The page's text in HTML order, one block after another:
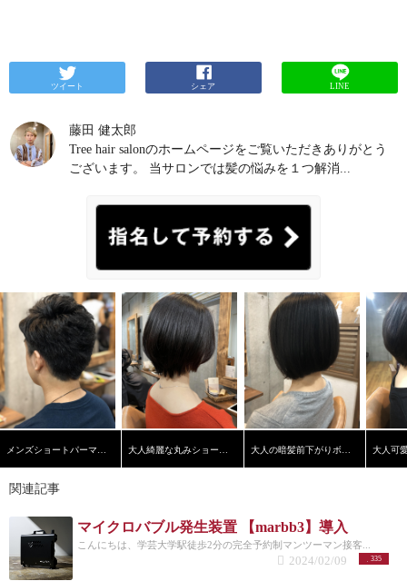
ツイート シェア LINE
藤田 健太郎
Tree hair salonのホームページをご覧いただきありがとう
ございます。 当サロンでは髪の悩みを１つ解消...
大人の暗髪前下がりボブ【学芸大学】【髪質改善】
関連記事
マイクロバブル発生装置 【marbb3】導入
こんにちは、学芸大学駅徒歩2分の完全予約制マンツーマン接客...
335
2024/02/09